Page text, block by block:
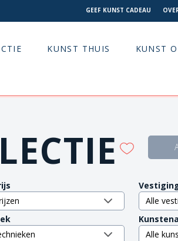
GEEF KUNST CADEAU
KUNST THUIS KUNST